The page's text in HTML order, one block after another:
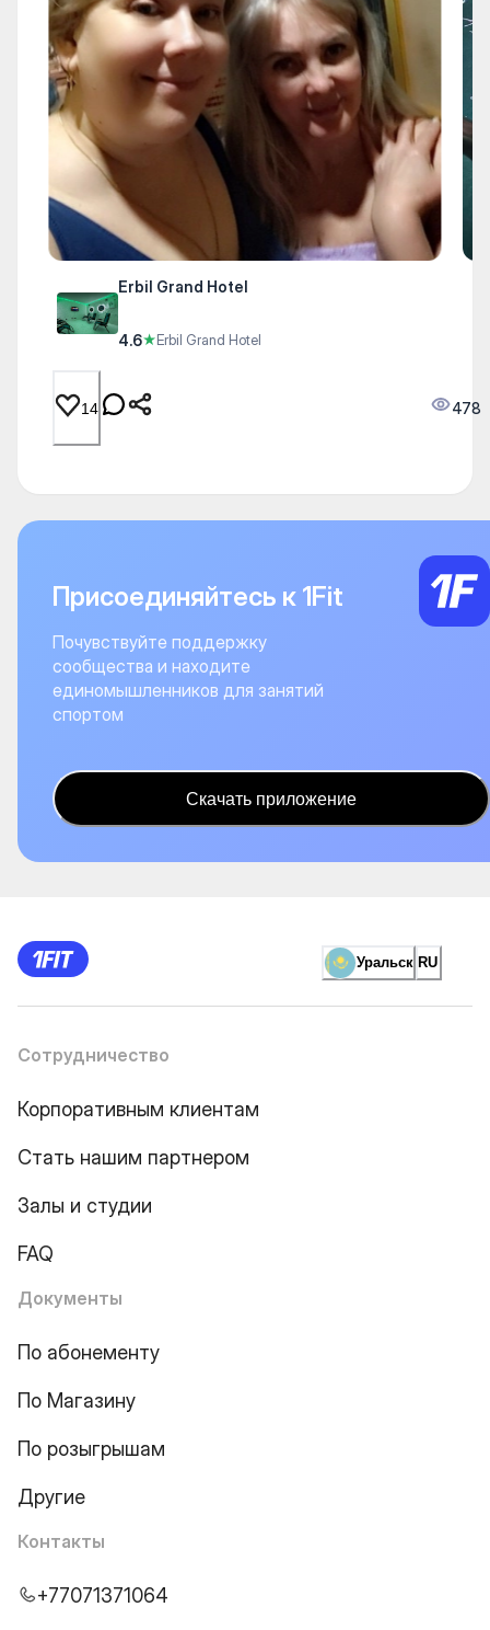
Erbil Grand Hotel
4.6★Erbil Grand Hotel
14 478
Присоединяйтесь к 1Fit
Почувствуйте поддержку
сообщества и находите
единомышленников для занятий
спортом
Скачать приложение
Уральск RU
Сотрудничество
Корпоративным клиентам
Стать нашим партнером
Залы и студии
FAQ
Документы
По абонементу
По Магазину
По розыгрышам
Другие
Контакты
+77071371064